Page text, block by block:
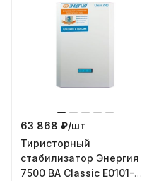
63 868 ₽/шт
Тиристорный
стабилизатор Энергия
7500 ВА Classic Е0101-